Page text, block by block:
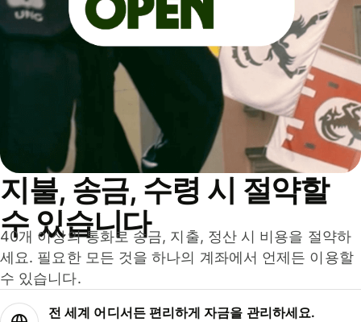
지불, 송금, 수령 시 절약할
수 있습니다
40개 이상의 통화로 송금, 지출, 정산 시 비용을 절약하
세요. 필요한 모든 것을 하나의 계좌에서 언제든 이용할
수 있습니다.
전 세계 어디서든 편리하게 자금을 관리하세요.